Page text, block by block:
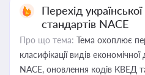
Перехід
стандартів NACE
Про що тема: Тема охоплює
класифікації видів
NACE, оновлення кодів КВЕД